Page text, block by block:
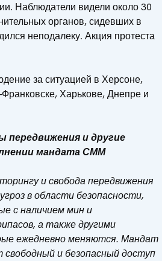
Наблюдатели видели около 30
органов, сидевших в
неподалеку. Акция протеста
за ситуацией в Херсоне,
Харькове, Днепре и
передвижения и другие
мандата СММ
и свобода передвижения
в области безопасности,
с наличием мин и
а также другими
ежедневно меняются. Мандат
и безопасный доступ